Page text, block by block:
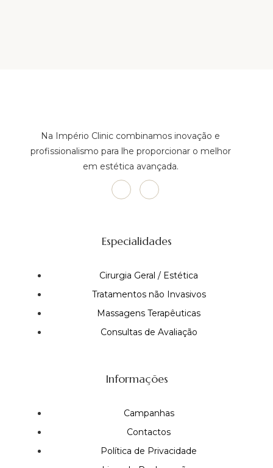
Na Império Clinic combinamos inovação e
profissionalismo para lhe proporcionar o melhor
em estética avançada.
Especialidades
Cirurgia Geral / Estética
Tratamentos não Invasivos
Massagens Terapêuticas
Consultas de Avaliação
Informações
Campanhas
Contactos
Política de Privacidade